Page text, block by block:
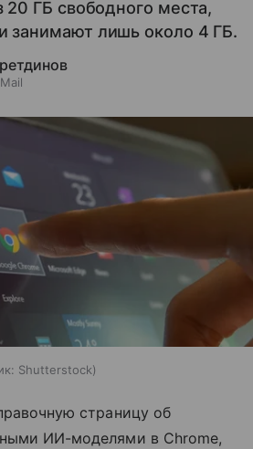
20 ГБ свободного места,
занимают лишь около 4 ГБ.
Shutterstock
страницу об
ИИ-моделями в Chrome,